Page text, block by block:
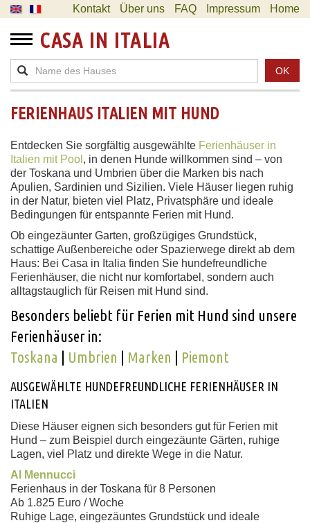
Kontakt Über uns FAQ Impressum Home
CASA IN ITALIA
OK
FERIENHAUS ITALIEN MIT HUND
Entdecken Sie sorgfältig ausgewählte Ferienhäuser in
Italien mit Pool , in denen Hunde willkommen sind – von
der Toskana und Umbrien über die Marken bis nach
Apulien, Sardinien und Sizilien. Viele Häuser liegen ruhig
in der Natur, bieten viel Platz, Privatsphäre und ideale
Bedingungen für entspannte Ferien mit Hund.
Ob eingezäunter Garten, großzügiges Grundstück,
schattige Außenbereiche oder Spazierwege direkt ab dem
Haus: Bei Casa in Italia finden Sie hundefreundliche
Ferienhäuser, die nicht nur komfortabel, sondern auch
alltagstauglich für Reisen mit Hund sind.
Besonders beliebt für Ferien mit Hund sind unsere
Ferienhäuser in:
Toskana | Umbrien | Marken | Piemont
AUSGEWÄHLTE HUNDEFREUNDLICHE FERIENHÄUSER IN
ITALIEN
Diese Häuser eignen sich besonders gut für Ferien mit
Hund – zum Beispiel durch eingezäunte Gärten, ruhige
Lagen, viel Platz und direkte Wege in die Natur.
Al Mennucci
Ferienhaus in der Toskana für 8 Personen
Ab 1.825 Euro / Woche
Ruhige Lage, eingezäuntes Grundstück und ideale